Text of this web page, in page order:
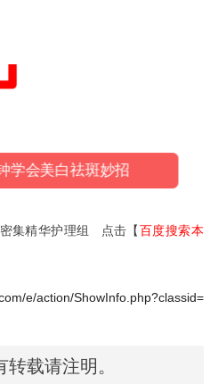
学会美白祛斑妙招
集精华护理组 点击【百度搜索本
e/action/ShowInfo.php?classid=
载请注明。